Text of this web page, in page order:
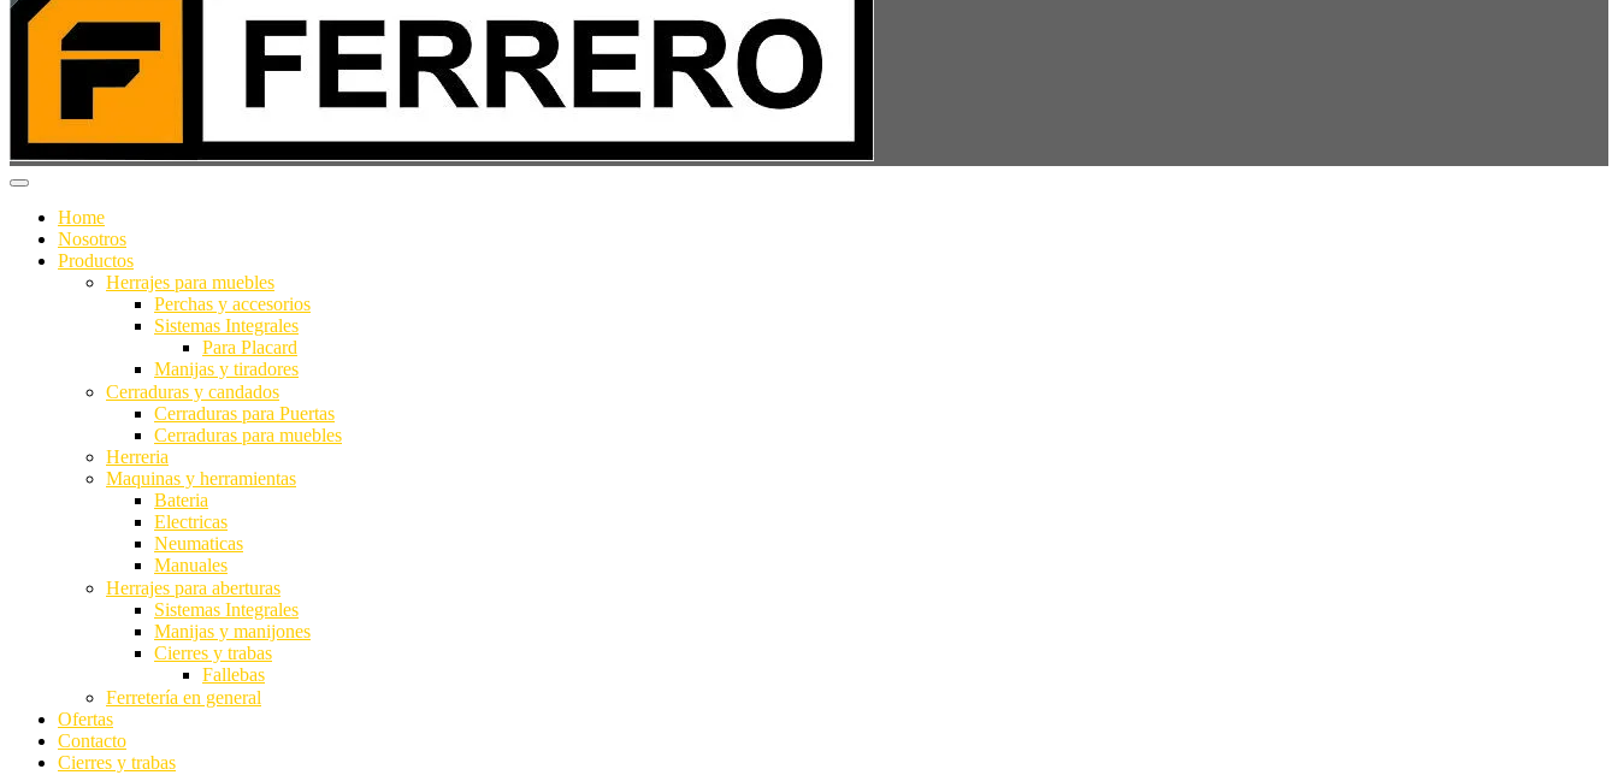
Home
Nosotros
Productos
Herrajes para muebles
Perchas y accesorios
Sistemas Integrales
Para Placard
Manijas y tiradores
Cerraduras y candados
Cerraduras para Puertas
Cerraduras para muebles
Herreria
Maquinas y herramientas
Bateria
Electricas
Neumaticas
Manuales
Herrajes para aberturas
Sistemas Integrales
Manijas y manijones
Cierres y trabas
Fallebas
Ferretería en general
Ofertas
Contacto
Cierres y trabas